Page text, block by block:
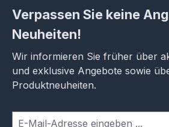
Verpassen Sie keine
Neuheiten!
Wir informieren Sie früher über
und exklusive Angebote sowie
Produktneuheiten.